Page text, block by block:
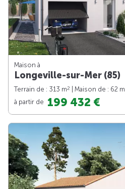
Maison à
Longeville-sur-Mer (85)
Terrain de : 313 m2 | Maison de : 62 m
à partir de 199 432 €